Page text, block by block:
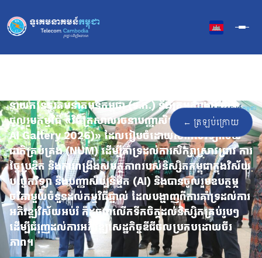
to
← ត្រឡប់ក្រោយ
នាយកនៃទូរគមនាគមន៍កម្ពុជា (ទ.ក.) និងក្រុមការងារ បាន
ចូលរួមកម្មវិធី «វិចិត្រសាលរចនាបញ្ញាសិប្បនិម្មិត (Design
AI Gallery 2026)» ដែលរៀបចំដោយសាកលវិទ្យាល័យ
ជាតិគ្រប់គ្រង (NUM) ដើម្បីគាំទ្រដល់ការសិក្សាស្រាវជ្រាវ ការ
ច្នៃប្រឌិត និងការពង្រឹងសមត្ថភាពរបស់និស្សិតកម្ពុជាក្នុងវិស័យ
បច្ចេកវិទ្យា និងបញ្ញាសិប្បនិម្មិត (AI) និងបានចូលរួមឧបត្ថម្ភ
ថវិកាមួយចំនួនដល់កម្មវិធីផ្ទាល់ ដែលបង្ហាញពីការគាំទ្រដល់ការ
អភិវឌ្ឍវិស័យអប់រំ ក៏ដូចជាលើកទឹកចិត្តដល់និស្សិតគ្រប់រូបៗ
ដើម្បីជំរុញដល់ការអភិវឌ្ឍសេដ្ឋកិច្ចឌីជីថលប្រកបដោយចីរ
ភាព។